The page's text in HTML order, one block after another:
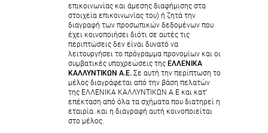
επικοινωνίας και άμεσης διαφήμισης στα
στοιχεία επικοινωνίας του) ή ζητά την
διαγραφή των προσωπικών δεδομένων που
έχει κοινοποιήσει διότι σε αυτές τις
περιπτώσεις δεν είναι δυνατό να
λειτουργήσει το πρόγραμμα προνομίων και οι
συμβατικές υποχρεώσεις της ΕΛΛΕΝΙΚΑ
ΚΑΛΛΥΝΤΙΚΩΝ Α.Ε. Σε αυτή την περίπτωση το
μέλος διαγράφεται από την βάση πελατών
της ΕΛΛΕΝΙΚΑ ΚΑΛΛΥΝΤΙΚΩΝ Α.Ε και κατ’
επέκταση από όλα τα σχήματα που διατηρεί η
εταιρία .και η διαγραφή αυτή κοινοποιείται
στο μέλος.